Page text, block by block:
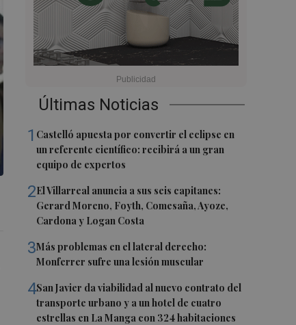
Últimas Noticias
1 Castelló apuesta por convertir el eclipse en
un referente científico: recibirá a un gran
equipo de expertos
2El Villarreal anuncia a sus seis capitanes:
Gerard Moreno, Foyth, Comesaña, Ayoze,
Cardona y Logan Costa
3Más problemas en el lateral derecho:
Monferrer sufre una lesión muscular
4San Javier da viabilidad al nuevo contrato del
transporte urbano y a un hotel de cuatro
estrellas en La Manga con 324 habitaciones